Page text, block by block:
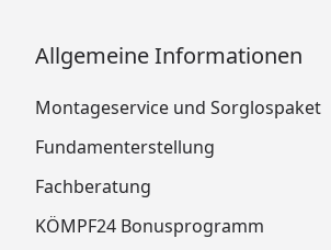
Allgemeine Informationen
Montageservice und Sorglospaket
Fundamenterstellung
Fachberatung
KÖMPF24 Bonusprogramm